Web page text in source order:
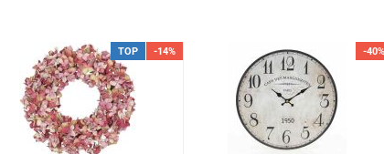
TOP -14% -40%